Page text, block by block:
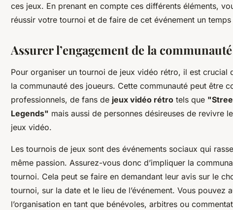
ces jeux. En prenant en compte ces différents éléments,
réussir votre tournoi et de faire de cet événement un
Assurer l’engagement de la
Pour organiser un tournoi de jeux vidéo rétro, il est crucial
la communauté des joueurs. Cette communauté peut être
professionnels, de fans de jeux vidéo rétro tels que
Legends" mais aussi de personnes désireuses de revivre
jeux vidéo.
Les tournois de jeux sont des événements sociaux qui
même passion. Assurez-vous donc d’impliquer la
tournoi. Cela peut se faire en demandant leur avis sur le
tournoi, sur la date et le lieu de l’événement. Vous pouvez
l’organisation en tant que bénévoles, arbitres ou